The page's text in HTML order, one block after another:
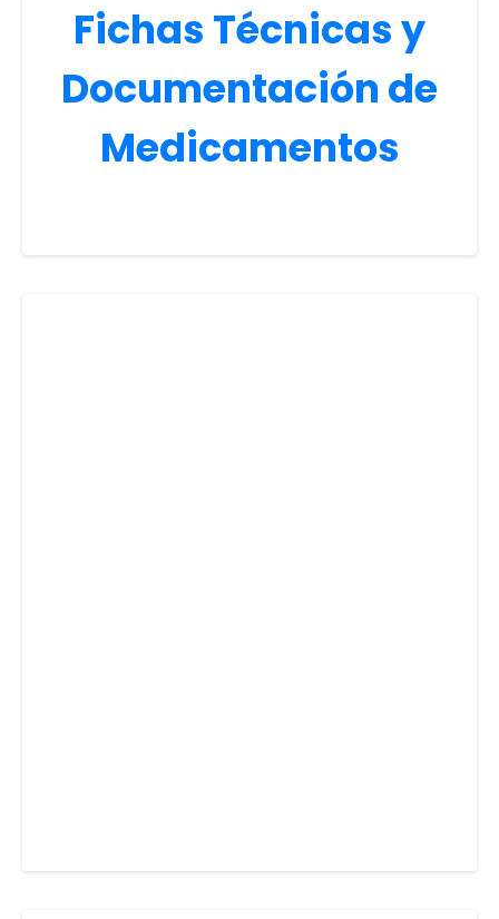
Fichas Técnicas y
Documentación de
Medicamentos